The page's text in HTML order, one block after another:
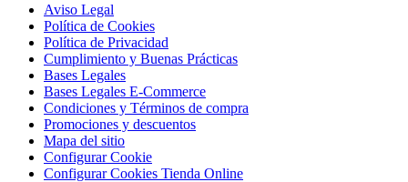
Aviso Legal
Política de Cookies
Política de Privacidad
Cumplimiento y Buenas Prácticas
Bases Legales
Bases Legales E-Commerce
Condiciones y Términos de compra
Promociones y descuentos
Mapa del sitio
Configurar Cookie
Configurar Cookies Tienda Online